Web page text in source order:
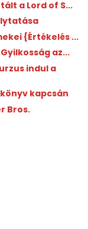
a Lord of S...
{Értékelés ...
az...
indul a
kapcsán
Bros.